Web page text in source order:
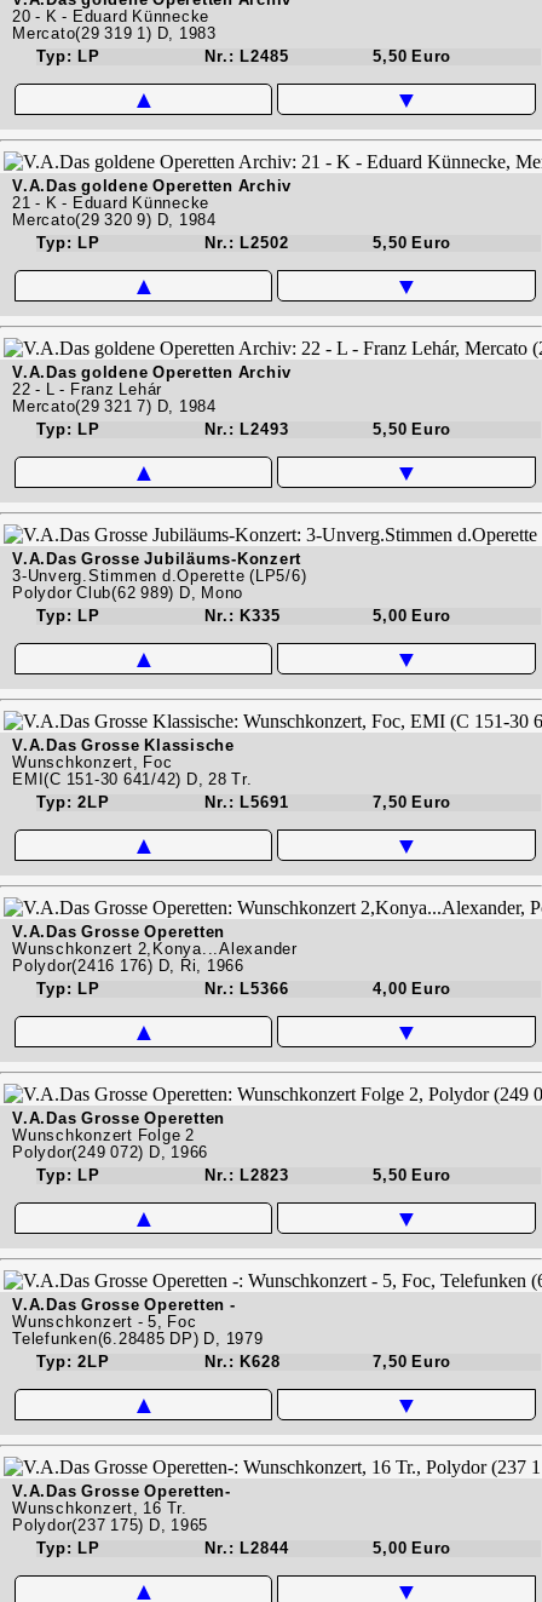
20 - K - Eduard Künnecke
Mercato(29 319 1) D, 1983
Typ: LP
Nr.: L2485 5,50 Euro
▲ ▼
V.A.Das goldene Operetten Archiv
21 - K - Eduard Künnecke
Mercato(29 320 9) D, 1984
Typ: LP
Nr.: L2502 5,50 Euro
▲ ▼
V.A.Das goldene Operetten Archiv
22 - L - Franz Lehár
Mercato(29 321 7) D, 1984
Typ: LP
Nr.: L2493 5,50 Euro
▲ ▼
V.A.Das Grosse Jubiläums-Konzert
3-Unverg.Stimmen d.Operette (LP5/6)
Polydor Club(62 989) D, Mono
Typ: LP
Nr.: K335 5,00 Euro
▲ ▼
V.A.Das Grosse Klassische
Wunschkonzert, Foc
EMI(C 151-30 641/42) D, 28 Tr.
Typ: 2LP
Nr.: L5691 7,50 Euro
▲ ▼
V.A.Das Grosse Operetten
Wunschkonzert 2,Konya...Alexander
Polydor(2416 176) D, Ri, 1966
Typ: LP
Nr.: L5366 4,00 Euro
▲ ▼
V.A.Das Grosse Operetten
Wunschkonzert Folge 2
Polydor(249 072) D, 1966
Typ: LP
Nr.: L2823 5,50 Euro
▲ ▼
V.A.Das Grosse Operetten -
Wunschkonzert - 5, Foc
Telefunken(6.28485 DP) D, 1979
Typ: 2LP
Nr.: K628 7,50 Euro
▲ ▼
V.A.Das Grosse Operetten-
Wunschkonzert, 16 Tr.
Polydor(237 175) D, 1965
Typ: LP
Nr.: L2844 5,00 Euro
▲ ▼